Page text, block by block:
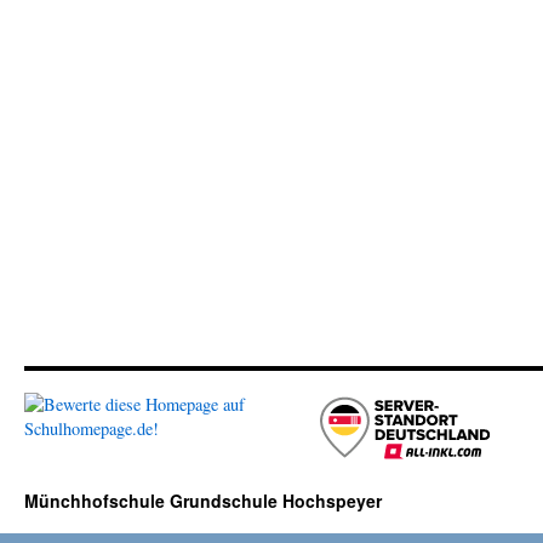
Münchhofschule Grundschule Hochspeyer